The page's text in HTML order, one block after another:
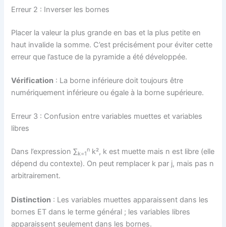
Erreur 2 : Inverser les bornes
Placer la valeur la plus grande en bas et la plus petite en
haut invalide la somme. C’est précisément pour éviter cette
erreur que l’astuce de la pyramide a été développée.
Vérification : La borne inférieure doit toujours être
numériquement inférieure ou égale à la borne supérieure.
Erreur 3 : Confusion entre variables muettes et variables
libres
Dans l’expression ∑k=1
n k², k est muette mais n est libre (elle
dépend du contexte). On peut remplacer k par j, mais pas n
arbitrairement.
Distinction : Les variables muettes apparaissent dans les
bornes ET dans le terme général ; les variables libres
apparaissent seulement dans les bornes.